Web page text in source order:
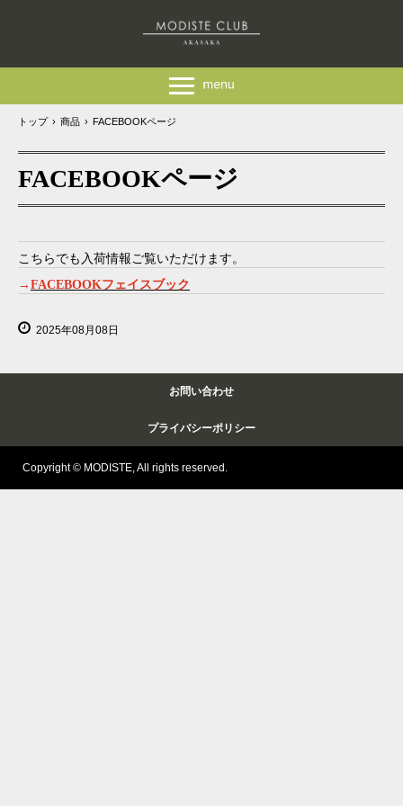
トップ › 商品 › FACEBOOKページ
FACEBOOKページ
こちらでも入荷情報ご覧いただけます。
→ FACEBOOKフェイスブック
2025年08月08日
お問い合わせ
プライバシーポリシー
Copyright © MODISTE, All rights reserved.